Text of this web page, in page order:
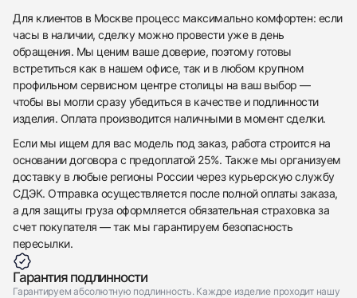
Для клиентов в Москве процесс максимально комфортен: если
часы в наличии, сделку можно провести уже в день
обращения. Мы ценим ваше доверие, поэтому готовы
встретиться как в нашем офисе, так и в любом крупном
профильном сервисном центре столицы на ваш выбор —
чтобы вы могли сразу убедиться в качестве и подлинности
изделия. Оплата производится наличными в момент сделки.
Если мы ищем для вас модель под заказ, работа строится на
основании договора с предоплатой 25%. Также мы организуем
доставку в любые регионы России через курьерскую службу
СДЭК. Отправка осуществляется после полной оплаты заказа,
а для защиты груза оформляется обязательная страховка за
счет покупателя — так мы гарантируем безопасность
пересылки.
Гарантия подлинности
Гарантируем абсолютную подлинность. Каждое изделие проходит нашу
Заказать эти часы
Оставьте ваши контактные данные и мы свяжемся
с вами
Rolex
Oyster Perpetual Submariner Date
НовыеКоробка + Документы
$17,350
Отправить заявку
Трейд-ин часов
Оставьте ваши контактные данные и мы свяжемся
с вами
Rolex
Oyster Perpetual Submariner Date
НовыеКоробка + Документы